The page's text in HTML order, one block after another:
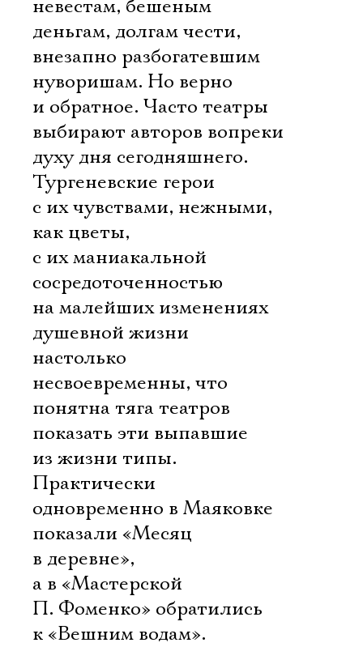
невестам, бешеным
деньгам, долгам чести,
внезапно разбогатевшим
нуворишам. Но верно
и обратное. Часто театры
выбирают авторов вопреки
духу дня сегодняшнего.
Тургеневские герои
с их чувствами, нежными,
как цветы,
с их маниакальной
сосредоточенностью
на малейших изменениях
душевной жизни
настолько
несвоевременны, что
понятна тяга театров
показать эти выпавшие
из жизни типы.
Практически
одновременно в Маяковке
показали «Месяц
в деревне»,
а в «Мастерской
П. Фоменко» обратились
к «Вешним водам».